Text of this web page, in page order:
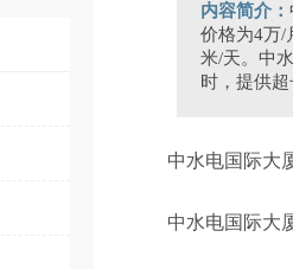
内容简介：
价格为4万/
米/天。中
时，提供
中水电国际大
中水电国际大